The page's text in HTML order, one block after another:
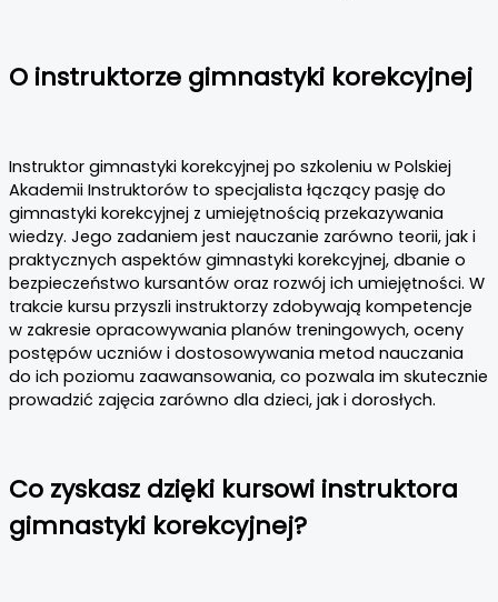
O instruktorze gimnastyki korekcyjnej
Instruktor gimnastyki korekcyjnej po szkoleniu w Polskiej
Akademii Instruktorów to specjalista łączący pasję do
gimnastyki korekcyjnej z umiejętnością przekazywania
wiedzy. Jego zadaniem jest nauczanie zarówno teorii, jak i
praktycznych aspektów gimnastyki korekcyjnej, dbanie o
bezpieczeństwo kursantów oraz rozwój ich umiejętności. W
trakcie kursu przyszli instruktorzy zdobywają kompetencje
w zakresie opracowywania planów treningowych, oceny
postępów uczniów i dostosowywania metod nauczania
do ich poziomu zaawansowania, co pozwala im skutecznie
prowadzić zajęcia zarówno dla dzieci, jak i dorosłych.
Co zyskasz dzięki kursowi instruktora
gimnastyki korekcyjnej?